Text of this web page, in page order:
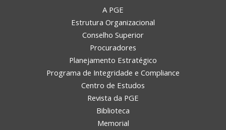
A PGE
Estrutura Organizacional
Conselho Superior
Procuradores
Planejamento Estratégico
Programa de Integridade e Compliance
Centro de Estudos
Revista da PGE
Biblioteca
Memorial